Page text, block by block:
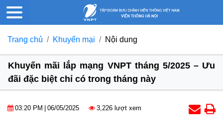
Trang chủ Khuyến mại Nội dung
Khuyến mãi lắp mạng VNPT tháng 5/2025 – Ưu
đãi đặc biệt chỉ có trong tháng này
03:20 PM 06/05/2025 3,226 lượt xem